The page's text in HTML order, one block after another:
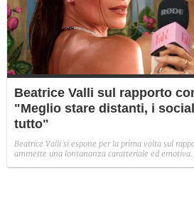
Beatrice Valli sul rapporto
"Meglio stare distanti, i
tutto"
Beatrice Valli si espone per la prima volta sul
ammette una lontananza caratteriale ed